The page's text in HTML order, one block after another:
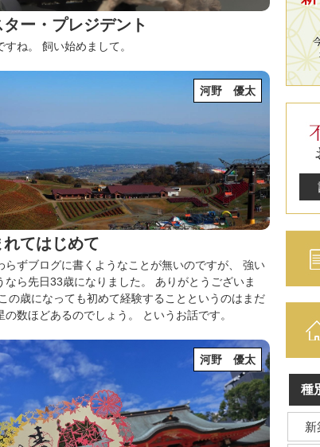
ター・プレジデント
すね。 飼い始めまして。
河野 優太
れてはじめて
らずブログに書くようなことが無いのですが、 強い
なら先日33歳になりました。 ありがとうございま
この歳になっても初めて経験することというのはまだ
の数ほどあるのでしょう。
というお話です。
河野 優太
種
新